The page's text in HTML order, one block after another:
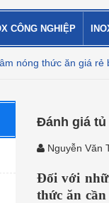
CÔNG NGHIỆP
nóng thức ăn giá rẻ
Đánh giá tủ
Nguyễn Văn
Đối với
thức ăn